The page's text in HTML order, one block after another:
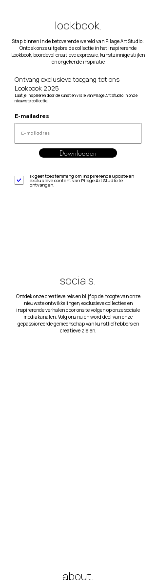
lookbook.
Stap binnen in de betoverende wereld van Pilage Art Studio:
Ontdek onze uitgebreide collectie in het inspirerende
Lookbook, boordevol creatieve expressie, kunstzinnige stijlen
en ongekende inspiratie
Ontvang exclusieve toegang tot ons
Lookbook 2025
Laat je inspireren door de kunst en visie van Pilage Art Studio in onze
nieuwste collectie.
E-mailadres
Downloaden
Ik geef toestemming om inspirerende update en
exclusieve content van Pilage Art Studio te
ontvangen.
socials.
Ontdek onze creatieve reis en blijf op de hoogte van onze
nieuwste ontwikkelingen, exclusieve collecties en
inspirerende verhalen door ons te volgen op onze sociale
mediakanalen. Volg ons nu en word deel van onze
gepassioneerde gemeenschap van kunstliefhebbers en
creatieve zielen.
about.